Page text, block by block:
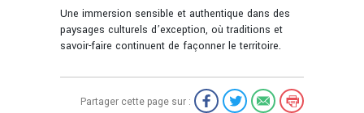
Une immersion sensible et authentique dans des
paysages culturels d’exception, où traditions et
savoir-faire continuent de façonner le territoire.
Partager cette page sur :